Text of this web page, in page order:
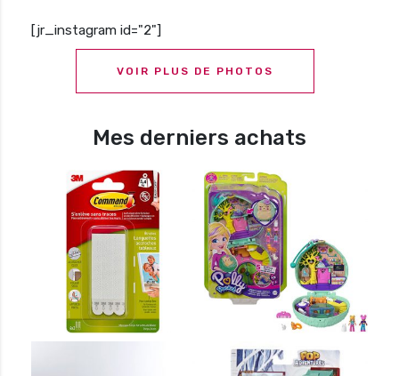
[jr_instagram id="2"]
VOIR PLUS DE PHOTOS
Mes derniers achats